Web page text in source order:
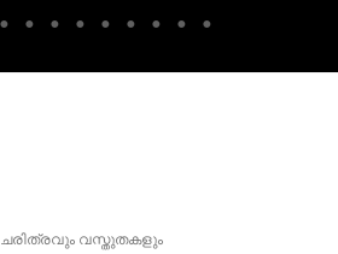
ചരിത്രവും വസ്തുതകളും